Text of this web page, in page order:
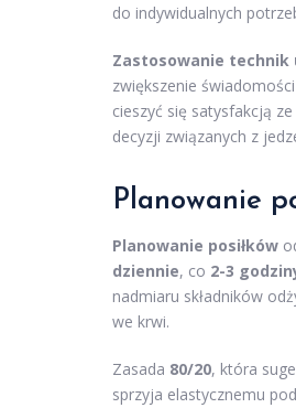
do indywidualnych
Zastosowanie technik
zwiększenie
cieszyć się satysfakcją
decyzji związanych z
Planowanie
Planowanie posiłków
dziennie, co 2-3
nadmiaru składników
we krwi.
Zasada 80/20, która
sprzyja elastycznemu